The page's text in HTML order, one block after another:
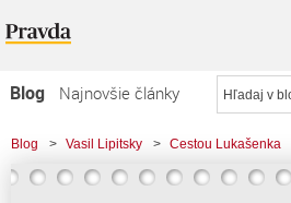
Blog
Najnovšie články
Najčítanejšie články
Najkomentovanejšie články
Blog > Vasil Lipitsky > Cestou Lukašenka